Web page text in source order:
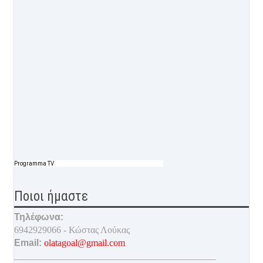
Programma TV
Ποιοι ήμαστε
Τηλέφωνα:
6942929066 - Κώστας Λούκας
Email: olatagoal@gmail.com